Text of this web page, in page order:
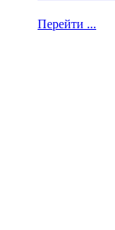
Перейти ...